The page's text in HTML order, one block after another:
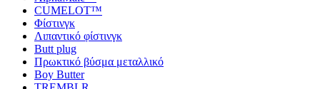
CUMELOT™
Φίστινγκ
Λιπαντικό φίστινγκ
Butt plug
Πρωκτικό βύσμα μεταλλικό
Boy Butter